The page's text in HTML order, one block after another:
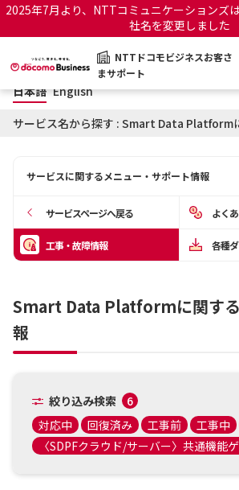
2025年7月より、NTTコミュニケーションズ
社名を変更しました
NTTドコモビジネスお客さ
まサポート
NTTドコモビジネスお客さまサポート
サポートトップ
お知らせ サポ
日本語 English
サービスに関するメニュー・サポート情報
サービスページへ戻る よく
工事・故障情報 各種
Smart Data Platformに関す
報
絞り込み検索
6
対応中
回復済み 工事前 工事中
〈SDPFクラウド/サーバー〉共通機能